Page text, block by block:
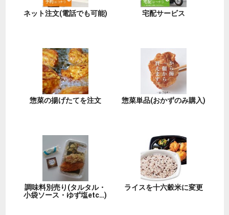
ネット注文(電話でも可能) 宅配サービス
惣菜の揚げたてを注文 惣菜単品(おかずのみ購入)
調味料別売り(タルタル・
小袋ソース・ゆず塩etc…)
ライスを十六穀米に変更